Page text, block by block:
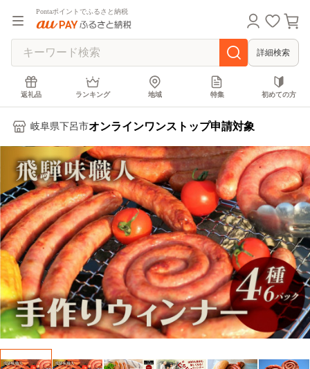
Pontaポイントでふるさと納税
詳細検索
返礼品 ランキング 地域 特集 初めての方
岐阜県下呂市オンラインワンストップ申請対象